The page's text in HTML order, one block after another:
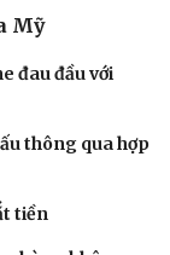
Mỹ
đau đầu với
thông qua hợp
tiền